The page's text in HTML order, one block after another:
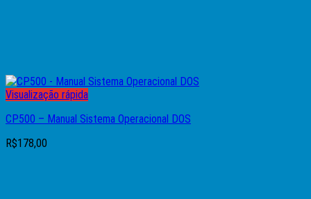
Visualização rápida
CP500 – Manual Sistema Operacional DOS
R$178,00